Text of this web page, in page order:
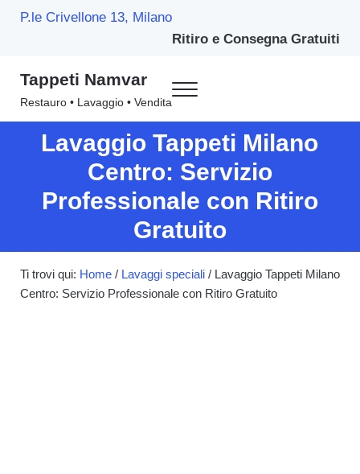
Passa al contenuto principale
Skip to header right navigation
Skip to site footer
P.le Crivellone 13, Milano
Ritiro e Consegna Gratuiti
Tappeti Namvar
Restauro • Lavaggio • Vendita
Menu
Lavaggio Tappeti Milano
Centro: Servizio
Professionale con Ritiro
Gratuito
Ti trovi qui: Home / Lavaggi speciali /Lavaggio Tappeti Milano
Centro: Servizio Professionale con Ritiro Gratuito